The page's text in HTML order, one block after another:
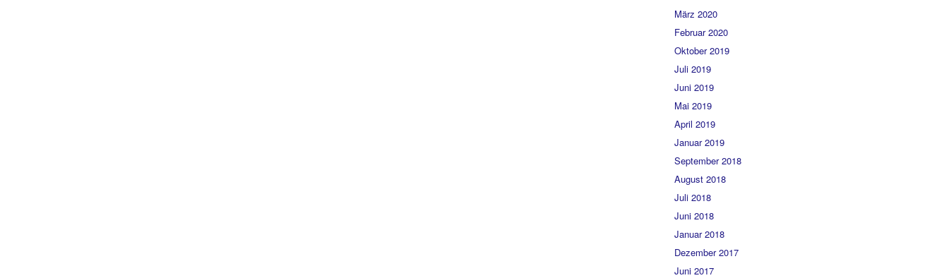
März 2020
Februar 2020
Oktober 2019
Juli 2019
Juni 2019
Mai 2019
April 2019
Januar 2019
September 2018
August 2018
Juli 2018
Juni 2018
Januar 2018
Dezember 2017
Juni 2017